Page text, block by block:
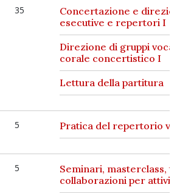
35
Concertazione e
esecutive e repertori I
Direzione di gruppi
corale concertistico I
Lettura della partitura
5 Pratica del repertorio
5
Seminari, masterclass,
collaborazioni per